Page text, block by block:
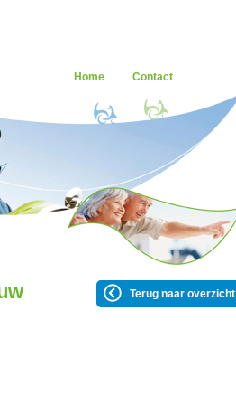
Home Contact
Terug naar overzicht